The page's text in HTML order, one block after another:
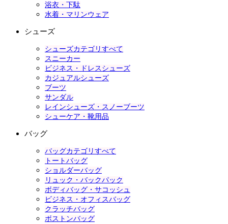
浴衣・下駄
水着・マリンウェア
シューズ
シューズカテゴリすべて
スニーカー
ビジネス・ドレスシューズ
カジュアルシューズ
ブーツ
サンダル
レインシューズ・スノーブーツ
シューケア・靴用品
バッグ
バッグカテゴリすべて
トートバッグ
ショルダーバッグ
リュック・バックパック
ボディバッグ・サコッシュ
ビジネス・オフィスバッグ
クラッチバッグ
ボストンバッグ